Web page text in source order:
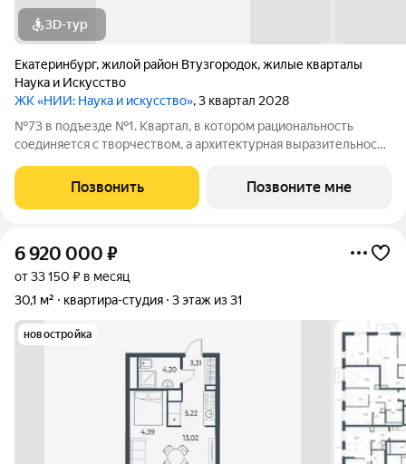
3D-тур
Екатеринбург,жилой район Втузгородок,жилые кварталы
Наука и Искусство
ЖК «НИИ: Наука и искусство», 3 квартал 2028
№73 в подъезде №1. Квартал, в котором рациональность
соединяется с творчеством, а архитектурная выразительность
планировки, двор-сад без машин, двухуровневая подземная
парковка и коммерческие
Позвонить Позвоните мне
6 920 000 ₽
от 33 150 ₽ в месяц
30,1 м²
квартира-студия 3 этаж из 31
новостройка